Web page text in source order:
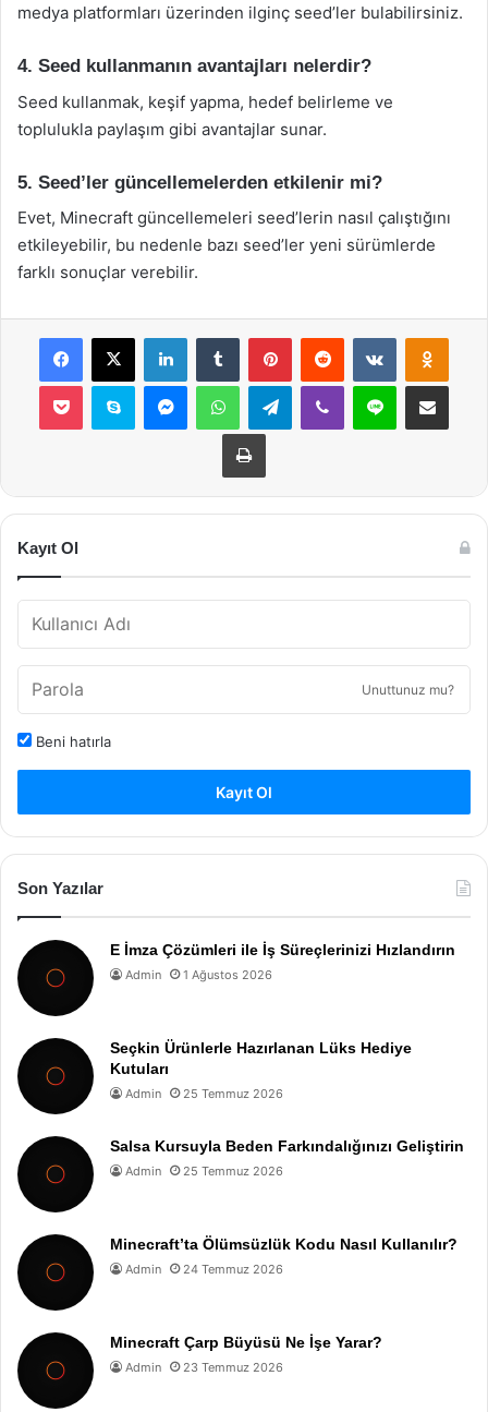
medya platformları üzerinden ilginç seed’ler bulabilirsiniz.
4. Seed kullanmanın avantajları nelerdir?
Seed kullanmak, keşif yapma, hedef belirleme ve
toplulukla paylaşım gibi avantajlar sunar.
5. Seed’ler güncellemelerden etkilenir mi?
Evet, Minecraft güncellemeleri seed’lerin nasıl çalıştığını
etkileyebilir, bu nedenle bazı seed’ler yeni sürümlerde
farklı sonuçlar verebilir.
Facebook
X LinkedInTumblr PinterestReddit VKontakte
Pocket Skype MessengerWhatsAppTelegramViber Line E-Posta ile
Yazdır
Kayıt Ol
Unuttunuz mu?
Beni hatırla
Kayıt Ol
Son Yazılar
E İmza Çözümleri ile İş Süreçlerinizi Hızlandırın
Admin 1 Ağustos 2026
Seçkin Ürünlerle Hazırlanan Lüks Hediye
Kutuları
Admin 25 Temmuz 2026
Salsa Kursuyla Beden Farkındalığınızı Geliştirin
Admin 25 Temmuz 2026
Minecraft’ta Ölümsüzlük Kodu Nasıl Kullanılır?
Admin 24 Temmuz 2026
Minecraft Çarp Büyüsü Ne İşe Yarar?
Admin 23 Temmuz 2026